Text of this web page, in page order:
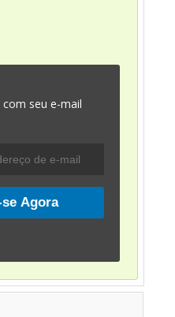
com seu e-mail